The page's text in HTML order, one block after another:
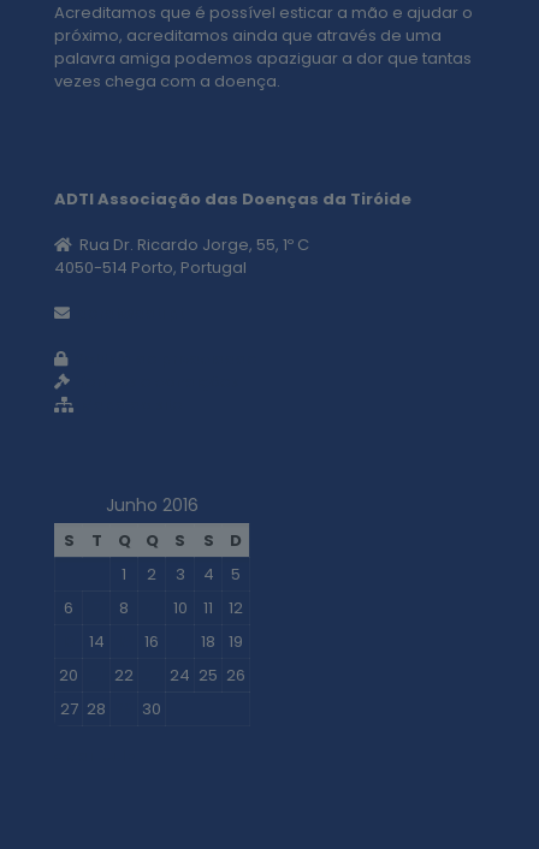
Acreditamos que é possível esticar a mão e ajudar o
próximo, acreditamos ainda que através de uma
palavra amiga podemos apaziguar a dor que tantas
vezes chega com a doença.
ADTI Associação das Doenças da Tiróide
Rua Dr. Ricardo Jorge, 55, 1º C
4050-514 Porto, Portugal
Junho 2016
S T Q Q S S
D
1
2 3 4
5
6
8 10 11
12
14 16 18
19
20
22 24 25 26
27 28 30